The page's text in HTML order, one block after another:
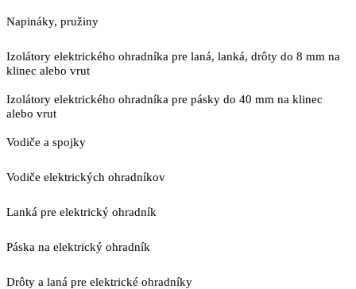
Napináky, pružiny
Izolátory elektrického ohradníka pre laná, lanká, drôty do 8 mm na
klinec alebo vrut
Izolátory elektrického ohradníka pre pásky do 40 mm na klinec
alebo vrut
Vodiče a spojky
Vodiče elektrických ohradníkov
Lanká pre elektrický ohradník
Páska na elektrický ohradník
Drôty a laná pre elektrické ohradníky